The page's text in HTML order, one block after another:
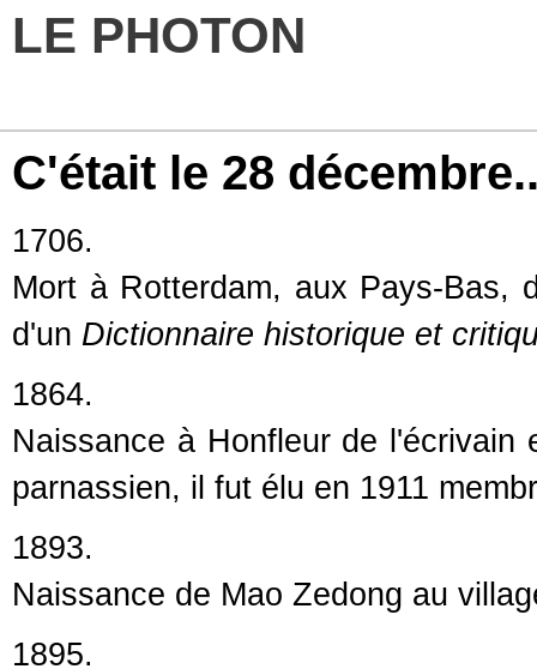
LE PHOTON
C'était le 28
1706.
Mort à Rotterdam, aux Pays-Bas,
d'un Dictionnaire historique et
1864.
Naissance à Honfleur de l'écrivain
parnassien, il fut élu en 1911
1893.
Naissance de Mao Zedong au
1895.